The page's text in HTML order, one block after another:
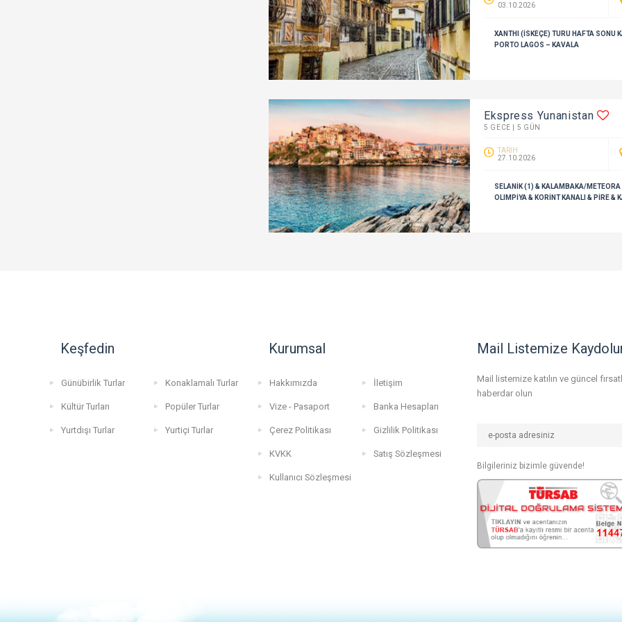
03.10.2026
XANTHI (İSKEÇE) TURU HAFTA SONU
PORTO LAGOS – KAVALA
Ekspress Yunanistan
5 GECE | 5 GÜN
TARİH
27.10.2026
SELANİK (1) & KALAMBAKA/
OLIMPİYA & KORİNT KANALI & PİRE &
Keşfedin
Günübirlik Turlar Konaklamalı Turlar
Kültür Turları Popüler Turlar
Yurtdışı Turlar Yurtiçi Turlar
Kurumsal
Hakkımızda İletişim
Vize - Pasaport Banka Hesapları
Çerez Politikası Gizlilik Politikası
KVKK Satış Sözleşmesi
Kullanıcı Sözleşmesi
Mail Listemize
Mail listemize katılın ve güncel
haberdar olun
Bilgileriniz bizimle güvende!